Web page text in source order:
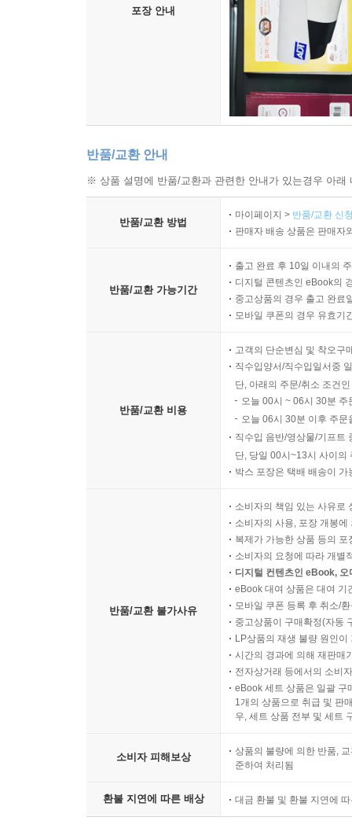
포장 안내
반품/교환 안내
※ 상품 설명에 반품/교환과 관련한 안내가 있는경우 아
반품/교환 방법
마이페이지 > 반품/교환 신
판매자 배송 상품은 판매자
반품/교환 가능기간
출고 완료 후 10일 이내의
디지털 콘텐츠인 eBook의
중고상품의 경우 출고 완료
모바일 쿠폰의 경우 유효기
반품/교환 비용
고객의 단순변심 및 착오구
직수입양서/직수입일서중
단, 아래의 주문/취소 조건
오늘 00시 ~ 06시 30분
오늘 06시 30분 이후 주
직수입 음반/영상물/기프트
단, 당일 00시~13시 사이의
박스 포장은 택배 배송이
반품/교환 불가사유
소비자의 책임 있는 사유로
소비자의 사용, 포장 개봉
복제가 가능한 상품 등의
소비자의 요청에 따라 개별
디지털 컨텐츠인 eBook,
eBook 대여 상품은 대여 기
모바일 쿠폰 등록 후 취소/
중고상품이 구매확정(자동
LP상품의 재생 불량 원인
시간의 경과에 의해 재판매
전자상거래 등에서의 소비
eBook 세트 상품은 일괄 구
1개의 상품으로 취급 및 판
우, 세트 상품 전부 및 세트
소비자 피해보상
상품의 불량에 의한 반품,
준하여 처리됨
환불 지연에 따른 배상 대금 환불 및 환불 지연에